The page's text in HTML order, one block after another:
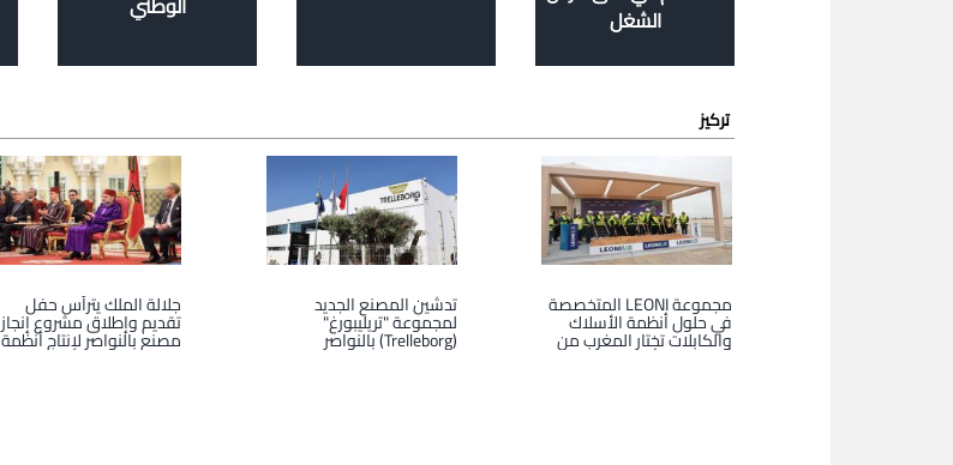
الشغل
تركيز
مجموعة LEONI المتخصصة
في حلول أنظمة الأسلاك
والكابلات تختار المغرب من
أجل إحداث أول وحدة
تدشين المصنع الجديد
لمجموعة "تريليبورغ"
(Trelleborg) بالنواصر
جلالة الملك يترأس حفل
تقديم وإطلاق مشروع إنجاز
مصنع بالنواصر لإنتاج أنظمة
هبوط الطائرات تابع